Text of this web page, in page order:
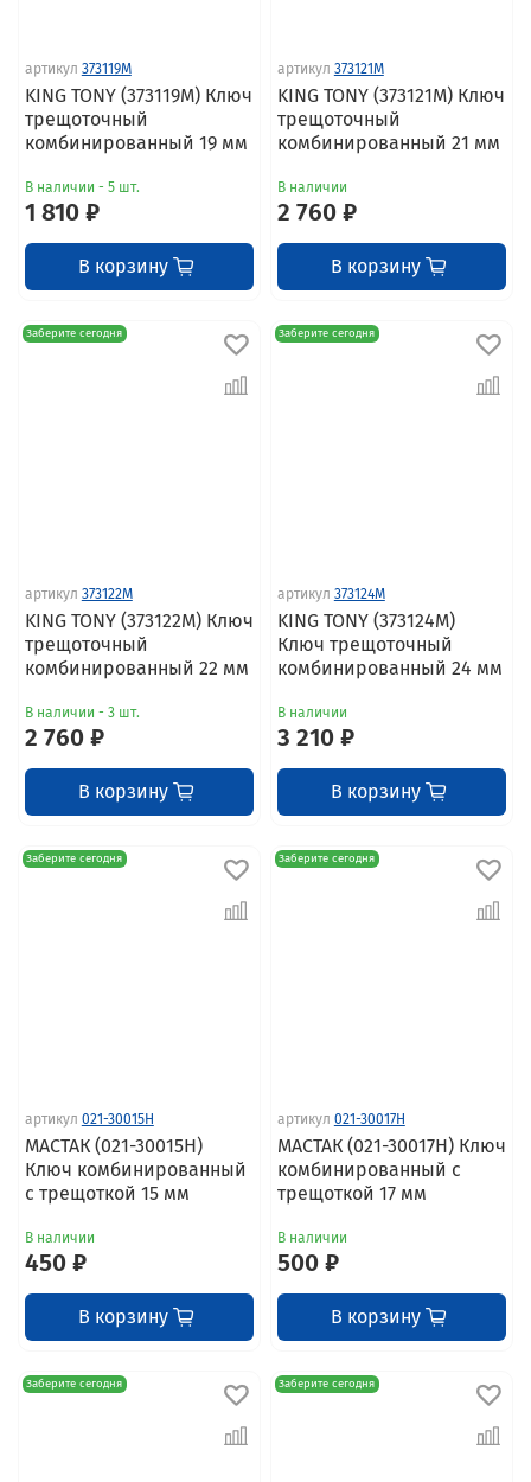
артикул 373119M
KING TONY (373119M) Ключ
трещоточный
комбинированный 19 мм
В наличии - 5 шт.
1 810 ₽
В корзину
артикул 373121M
KING TONY (373121M) Ключ
трещоточный
комбинированный 21 мм
В наличии
2 760 ₽
В корзину
Заберите сегодня
артикул 373122M
KING TONY (373122M) Ключ
трещоточный
комбинированный 22 мм
В наличии - 3 шт.
2 760 ₽
В корзину
Заберите сегодня
артикул 373124M
KING TONY (373124M)
Ключ трещоточный
комбинированный 24 мм
В наличии
3 210 ₽
В корзину
Заберите сегодня
артикул 021-30015H
МАСТАК (021-30015H)
Ключ комбинированный
с трещоткой 15 мм
В наличии
450 ₽
В корзину
Заберите сегодня
артикул 021-30017H
МАСТАК (021-30017H) Ключ
комбинированный с
трещоткой 17 мм
В наличии
500 ₽
В корзину
Заберите сегодня Заберите сегодня